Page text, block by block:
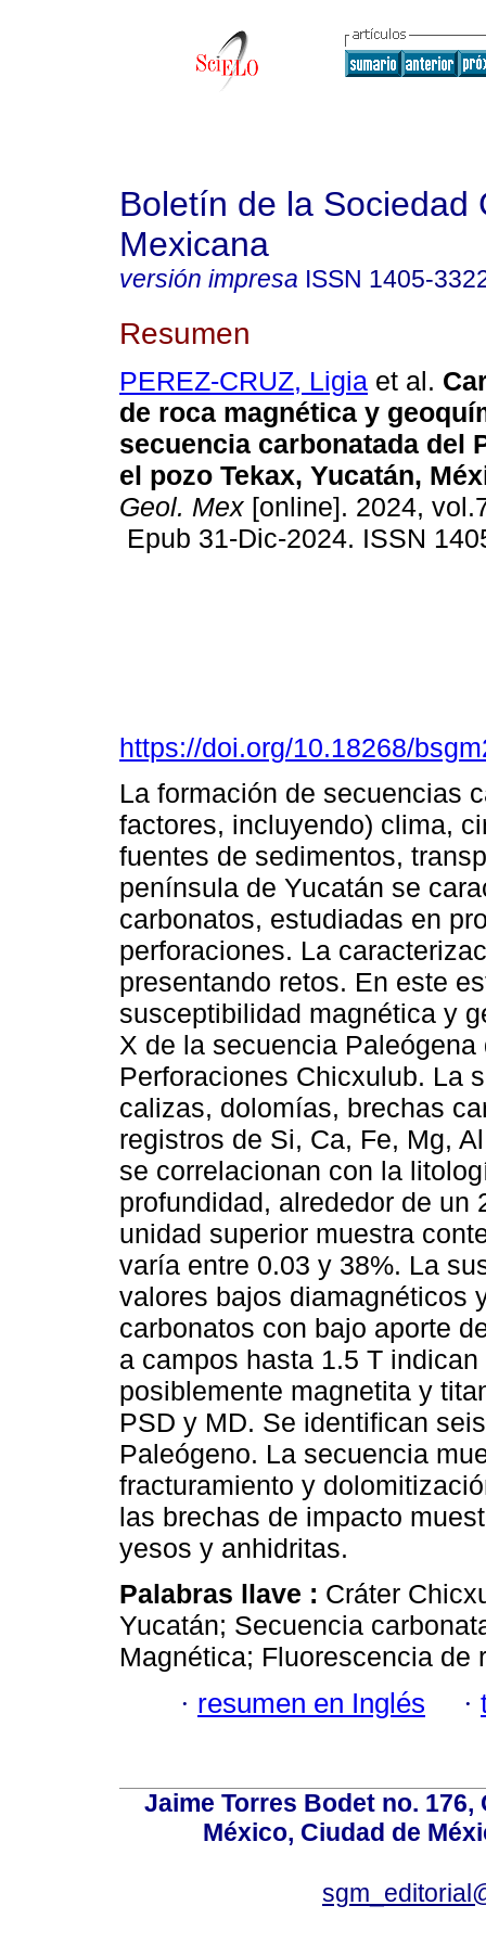
Boletín de la Sociedad
Mexicana
versión impresa ISSN 1405-
Resumen
PEREZ-CRUZ, Ligia et al.
de roca magnética y
secuencia carbonatada del
el pozo Tekax, Yucatán,
Geol. Mex [online]. 2024,
Epub 31-Dic-2024. ISSN
https://doi.org/10.18268/
La formación de secuencias
factores, incluyendo) clima,
fuentes de sedimentos,
península de Yucatán se
carbonatos, estudiadas en
perforaciones. La
presentando retos. En este
susceptibilidad magnética y
X de la secuencia
Perforaciones Chicxulub. La
calizas, dolomías, brechas
registros de Si, Ca, Fe, Mg,
se correlacionan con la
profundidad, alrededor de un
unidad superior muestra
varía entre 0.03 y 38%. La
valores bajos diamagnéticos
carbonatos con bajo aporte
a campos hasta 1.5 T
posiblemente magnetita y
PSD y MD. Se identifican
Paleógeno. La secuencia
fracturamiento y
las brechas de impacto
yesos y anhidritas.
Palabras llave : Cráter
Yucatán; Secuencia
Magnética; Fluorescencia de
· resumen en Inglés ·
Jaime Torres Bodet no. 176,
México, Ciudad de